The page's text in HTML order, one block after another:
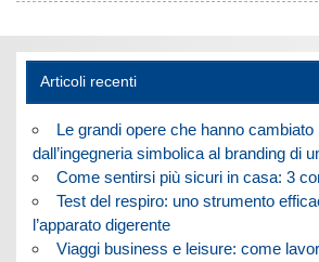
Articoli recenti
Le grandi opere che hanno cambiato
dall’ingegneria simbolica al branding di
Come sentirsi più sicuri in casa: 3
Test del respiro: uno strumento
l’apparato digerente
Viaggi business e leisure: come